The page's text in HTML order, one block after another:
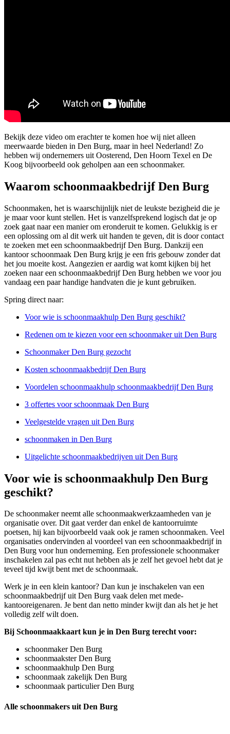
Bekijk deze video om erachter te komen hoe wij niet alleen
meerwaarde bieden in Den Burg, maar in heel Nederland! Zo
hebben wij ondernemers uit Oosterend, Den Hoorn Texel en De
Koog bijvoorbeeld ook geholpen aan een schoonmaker.
Waarom schoonmaakbedrijf Den Burg
Schoonmaken, het is waarschijnlijk niet de leukste bezigheid die je
je maar voor kunt stellen. Het is vanzelfsprekend logisch dat je op
zoek gaat naar een manier om eronderuit te komen. Gelukkig is er
een oplossing om al dit werk uit handen te geven, dit is door contact
te zoeken met een schoonmaakbedrijf Den Burg. Dankzij een
kantoor schoonmaak Den Burg krijg je een fris gebouw zonder dat
het jou moeite kost. Aangezien er aardig wat komt kijken bij het
zoeken naar een schoonmaakbedrijf Den Burg hebben we voor jou
vandaag een paar handige handvaten die je kunt gebruiken.
Spring direct naar:
Voor wie is schoonmaakhulp Den Burg geschikt?
Redenen om te kiezen voor een schoonmaker uit Den Burg
Schoonmaker Den Burg gezocht
Kosten schoonmaakbedrijf Den Burg
Voordelen schoonmaakhulp schoonmaakbedrijf Den Burg
3 offertes voor schoonmaak Den Burg
Veelgestelde vragen uit Den Burg
schoonmaken in Den Burg
Uitgelichte schoonmaakbedrijven uit Den Burg
Voor wie is schoonmaakhulp Den Burg
geschikt?
De schoonmaker neemt alle schoonmaakwerkzaamheden van je
organisatie over. Dit gaat verder dan enkel de kantoorruimte
poetsen, hij kan bijvoorbeeld vaak ook je ramen schoonmaken. Veel
organisaties ondervinden al voordeel van een schoonmaakbedrijf in
Den Burg voor hun onderneming. Een professionele schoonmaker
inschakelen zal pas echt nut hebben als je zelf het gevoel hebt dat je
teveel tijd kwijt bent met de schoonmaak.
Werk je in een klein kantoor? Dan kun je inschakelen van een
schoonmaakbedrijf uit Den Burg vaak delen met mede-
kantooreigenaren. Je bent dan netto minder kwijt dan als het je het
volledig zelf wilt doen.
Bij Schoonmaakkaart kun je in Den Burg terecht voor:
schoonmaker Den Burg
schoonmaakster Den Burg
schoonmaakhulp Den Burg
schoonmaak zakelijk Den Burg
schoonmaak particulier Den Burg
Alle schoonmakers uit Den Burg